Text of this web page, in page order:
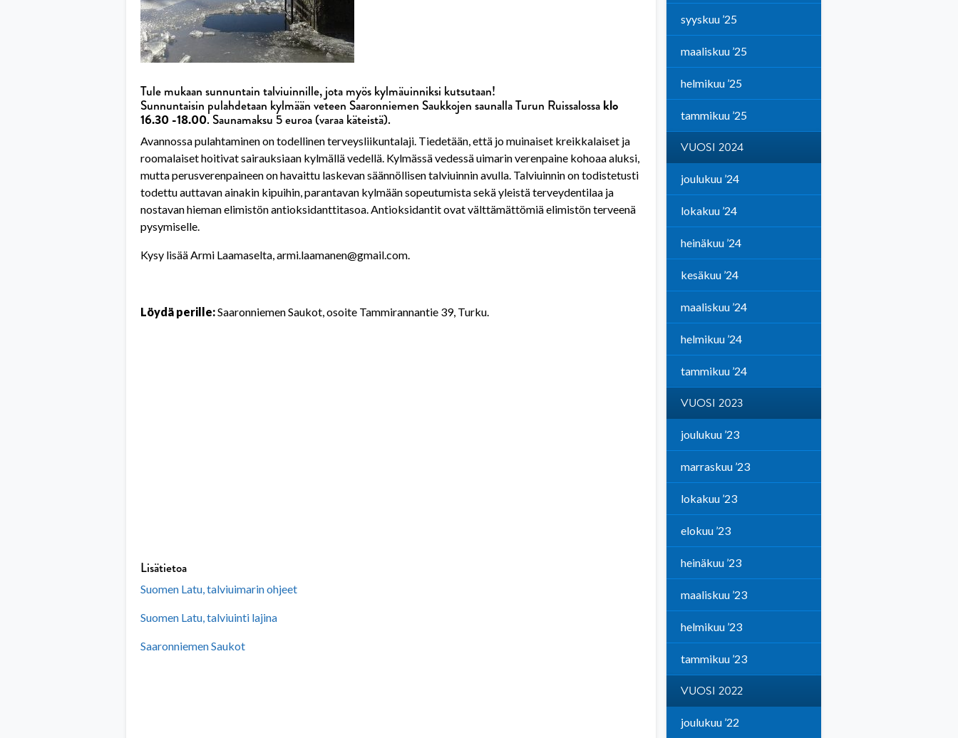
Tule mukaan sunnuntain talviuinnille, jota myös kylmäuinniksi kutsutaan!
Sunnuntaisin pulahdetaan kylmään veteen Saaronniemen Saukkojen saunalla Turun Ruissalossaklo
16.30 -18.00. Saunamaksu 5 euroa (varaa käteistä).
Avannossa pulahtaminen on todellinen terveysliikuntalaji. Tiedetään, että jo muinaiset kreikkalaiset ja
roomalaiset hoitivat sairauksiaan kylmällä vedellä. Kylmässä vedessä uimarin verenpaine kohoaa aluksi,
mutta perusverenpaineen on havaittu laskevan säännöllisen talviuinnin avulla. Talviuinnin on todistetusti
todettu auttavan ainakin kipuihin, parantavan kylmään sopeutumista sekä yleistä terveydentilaa ja
nostavan hieman elimistön antioksidanttitasoa. Antioksidantit ovat välttämättömiä elimistön terveenä
pysymiselle.
Kysy lisää Armi Laamaselta, armi.laamanen@gmail.com.
Löydä perille:Saaronniemen Saukot, osoite Tammirannantie 39, Turku.
Lisätietoa
Suomen Latu, talviuimarin ohjeet
Suomen Latu, talviuinti lajina
Saaronniemen Saukot
syyskuu ’25
maaliskuu ’25
helmikuu ’25
tammikuu ’25
VUOSI 2024
joulukuu ’24
lokakuu ’24
heinäkuu ’24
kesäkuu ’24
maaliskuu ’24
helmikuu ’24
tammikuu ’24
VUOSI 2023
joulukuu ’23
marraskuu ’23
lokakuu ’23
elokuu ’23
heinäkuu ’23
maaliskuu ’23
helmikuu ’23
tammikuu ’23
VUOSI 2022
joulukuu ’22